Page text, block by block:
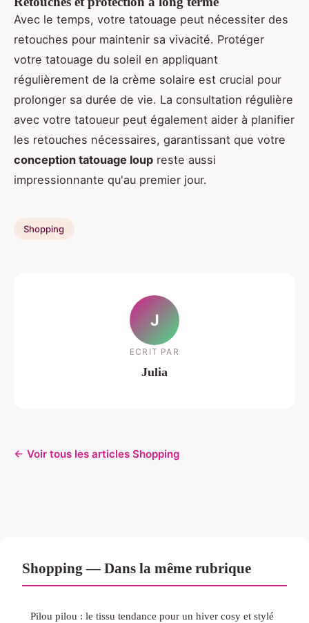
Avec le temps, votre tatouage peut nécessiter des
retouches pour maintenir sa vivacité. Protéger
votre tatouage du soleil en appliquant
régulièrement de la crème solaire est crucial pour
prolonger sa durée de vie. La consultation régulière
avec votre tatoueur peut également aider à planifier
les retouches nécessaires, garantissant que votre
conception tatouage loup reste aussi
impressionnante qu'au premier jour.
Shopping
J
ECRIT PAR
Julia
← Voir tous les articles Shopping
Shopping — Dans la même rubrique
Pilou pilou : le tissu tendance pour un hiver cosy et stylé